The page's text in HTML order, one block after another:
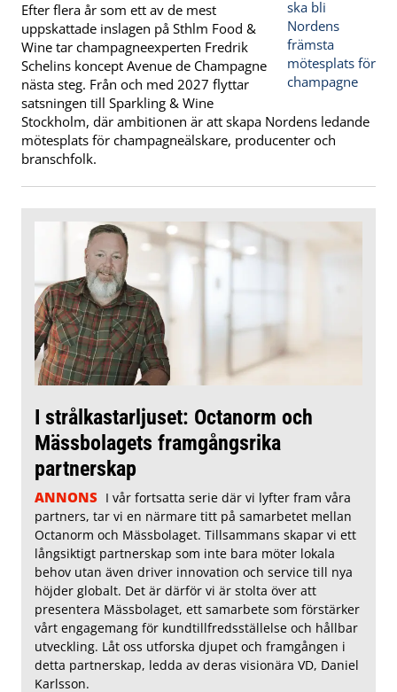
Efter flera år som ett av de mest
uppskattade inslagen på Sthlm Food &
Wine tar champagneexperten Fredrik
Schelins koncept Avenue de Champagne
nästa steg. Från och med 2027 flyttar
satsningen till Sparkling & Wine
Stockholm, där ambitionen är att skapa Nordens ledande
mötesplats för champagneälskare, producenter och
branschfolk.
I strålkastarljuset: Octanorm och
Mässbolagets framgångsrika
partnerskap
ANNONS I vår fortsatta serie där vi lyfter fram våra
partners, tar vi en närmare titt på samarbetet mellan
Octanorm och Mässbolaget. Tillsammans skapar vi ett
långsiktigt partnerskap som inte bara möter lokala
behov utan även driver innovation och service till nya
höjder globalt. Det är därför vi är stolta över att
presentera Mässbolaget, ett samarbete som förstärker
vårt engagemang för kundtillfredsställelse och hållbar
utveckling. Låt oss utforska djupet och framgången i
detta partnerskap, ledda av deras visionära VD, Daniel
Karlsson.